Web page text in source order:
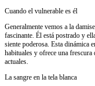
Cuando el vulnerable es él
Generalmente vemos a la
fascinante. Él está postrado y
siente poderosa. Esta dinámica
habituales y ofrece una frescura
actuales.
La sangre en la tela blanca